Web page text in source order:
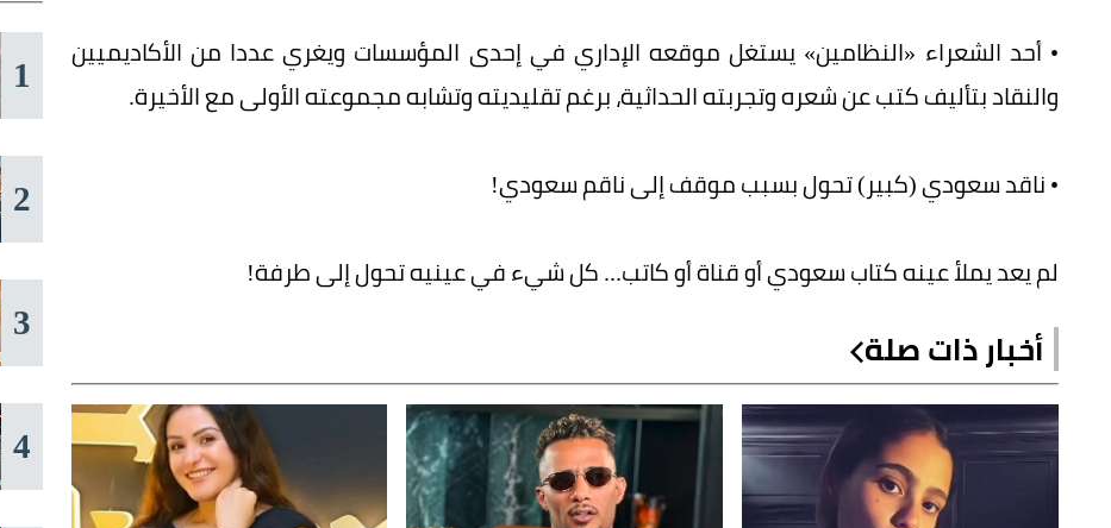
• أحد الشعراء «النظامين» يستغل موقعه الإداري في إحدى المؤسسات ويغري عددا من الأكاديميين
والنقاد بتأليف كتب عن شعره وتجربته الحداثية، برغم تقليديته وتشابه مجموعته الأولى مع الأخيرة.
• ناقد سعودي (كبير) تحول بسبب موقف إلى ناقم سعودي!
لم يعد يملأ عينه كتاب سعودي أو قناة أو كاتب... كل شيء في عينيه تحول إلى طرفة!
أخبار ذات صلة
1
2
3
4